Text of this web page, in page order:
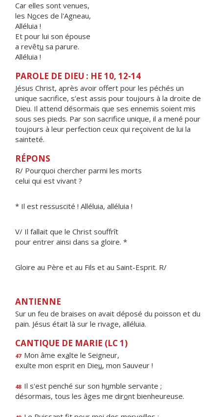
Car elles sont venues,
les Noces de l'Agneau,
Alléluia !
Et pour lui son épouse
a revêtu sa parure.
Alléluia !
PAROLE DE DIEU : HE 10, 12-14
Jésus Christ, après avoir offert pour les péchés un
unique sacrifice, s’est assis pour toujours à la droite de
Dieu. Il attend désormais que ses ennemis soient mis
sous ses pieds. Par son sacrifice unique, il a mené pour
toujours à leur perfection ceux qui reçoivent de lui la
sainteté.
RÉPONS
R/ Pourquoi chercher parmi les morts
celui qui est vivant ?
* Il est ressuscité ! Alléluia, alléluia !
V/ Il fallait que le Christ souffrît
pour entrer ainsi dans sa gloire. *
Gloire au Père et au Fils et au Saint-Esprit. R/
ANTIENNE
Sur un feu de braises on avait déposé du poisson et du
pain. Jésus était là sur le rivage, alléluia.
CANTIQUE DE MARIE (LC 1)
47 Mon âme exalte le Seigneur,
exulte mon esprit en Dieu, mon Sauveur !
48 Il s'est penché sur son humble servante ;
désormais, tous les âges me diront bienheureuse.